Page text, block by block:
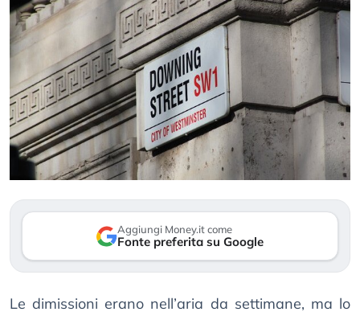
Aggiungi Money.it come
Fonte preferita su Google
Le dimissioni erano nell’aria da settimane, ma lo